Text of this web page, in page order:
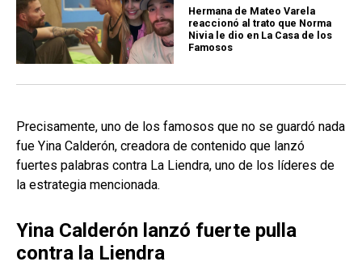
Hermana de Mateo Varela
reaccionó al trato que Norma
Nivia le dio en La Casa de los
Famosos
Precisamente, uno de los famosos que no se guardó nada
fue Yina Calderón, creadora de contenido que lanzó
fuertes palabras contra La Liendra, uno de los líderes de
la estrategia mencionada.
Yina Calderón lanzó fuerte pulla
contra la Liendra